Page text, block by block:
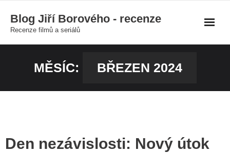
content
Blog Jiří Borového - recenze
Recenze filmů a seriálů
MĚSÍC: BŘEZEN 2024
Den nezávislosti: Nový útok